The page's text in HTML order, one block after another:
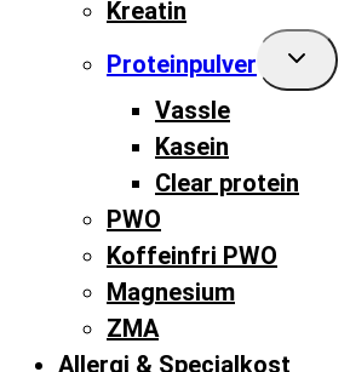
Kreatin
Proteinpulver
Toggle
menu
Vassle
Kasein
Clear protein
PWO
Koffeinfri PWO
Magnesium
ZMA
Allergi & Specialkost